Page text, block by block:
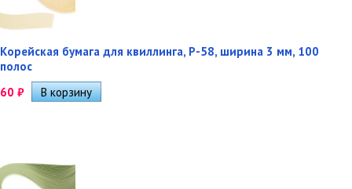
Корейская бумага для квиллинга, P-58, ширина 3 мм, 100
полос
60 ₽